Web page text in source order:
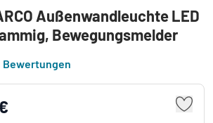
Außenwandleuchte LED
Bewegungsmelder
Bewertungen